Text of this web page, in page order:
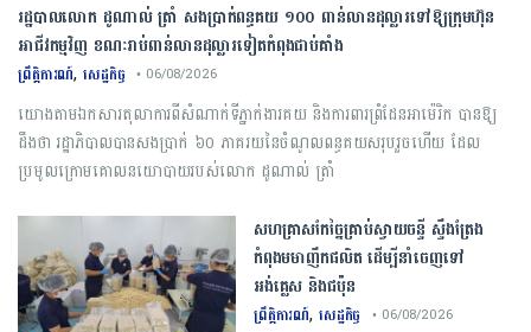
រដ្ឋបាលលោក ដូណាល់ ត្រាំ សងប្រាក់ពន្ធគយ ១០០ ពាន់លានដុល្លារទៅឱ្យក្រុមហ៊ុន
អាជីវកម្មវិញ ខណៈរាប់ពាន់លានដុល្លារទៀតកំពុងជាប់គាំង
ព្រឹត្តិការណ៍, សេដ្ឋកិច្ច • 06/08/2026
យោងតាមឯកសារតុលាការពីសំណាក់ទីភ្នាក់ងារគយ និងការពារព្រំដែនអាម៉េរិក បានឱ្យ
ដឹងថា រដ្ឋាភិបាលបានសងប្រាក់ ៦០ ភាគរយនៃចំណូលពន្ធគយសរុបរួចហើយ ដែល
ប្រមូលក្រោមគោលនយោបាយរបស់លោក ដូណាល់ ត្រាំ
សហគ្រាសកែច្នៃគ្រាប់ស្វាយចន្ទី ស្ទឹងត្រែង
កំពុងមមាញឹកផលិត ដើម្បីនាំចេញទៅ
អង់គ្លេស និងជប៉ុន
ព្រឹត្តិការណ៍, សេដ្ឋកិច្ច • 06/08/2026